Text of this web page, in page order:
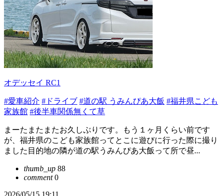
オデッセイ RC1
#愛車紹介 #ドライブ #道の駅 うみんぴあ大飯 #福井県こども
家族館 #後半車関係無くて草
まーたまたまたお久しぶりです。もう１ヶ月くらい前です
が、福井県のこども家族館ってとこに遊びに行った際に撮り
ました目的地の隣が道の駅うみんぴあ大飯って所で昼...
thumb_up 88
comment0